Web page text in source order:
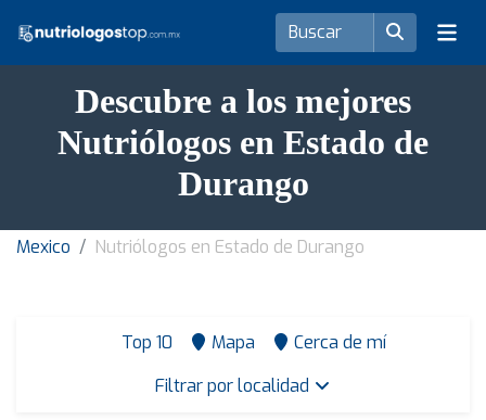
Descubre a los mejores
Nutriólogos en Estado de
Durango
Mexico Nutriólogos en Estado de Durango
Top 10 Mapa
Cerca de mí
Filtrar por localidad